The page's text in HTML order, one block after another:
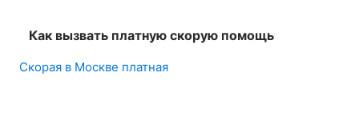
Как вызвать платную скорую помощь
Скорая в Москве платная